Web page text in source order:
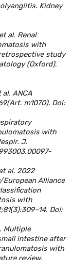
Kidney
al. Renal
with
study
(Oxford).
al. ANCA
m1070). Doi:
with
J.
al. 2022
Alliance
with
Doi:
Multiple
intestine after
with
review.